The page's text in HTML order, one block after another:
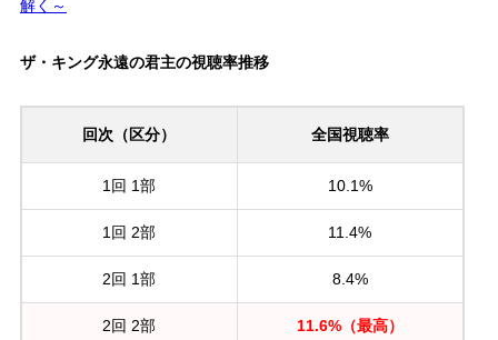
解く～
ザ・キング永遠の君主の視聴率推移
回次（区分） 全国視聴率
1回 1部 10.1%
1回 2部 11.4%
2回 1部 8.4%
2回 2部 11.6%（最高）